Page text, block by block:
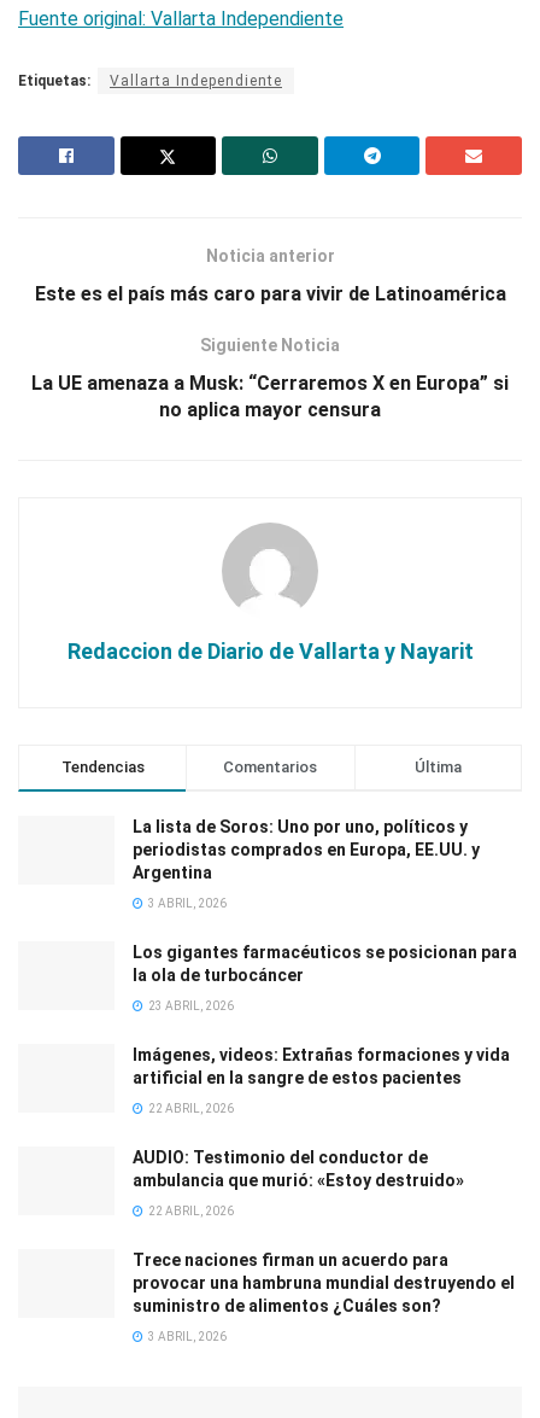
Fuente original: Vallarta Independiente
Etiquetas: Vallarta Independiente
Noticia anterior
Este es el país más caro para vivir de Latinoamérica
Siguiente Noticia
La UE amenaza a Musk: “Cerraremos X en Europa” si
no aplica mayor censura
Redaccion de Diario de Vallarta y Nayarit
Tendencias Comentarios Última
La lista de Soros: Uno por uno, políticos y
periodistas comprados en Europa, EE.UU. y
Argentina
3 ABRIL, 2026
Los gigantes farmacéuticos se posicionan para
la ola de turbocáncer
23 ABRIL, 2026
Imágenes, videos: Extrañas formaciones y vida
artificial en la sangre de estos pacientes
22 ABRIL, 2026
AUDIO: Testimonio del conductor de
ambulancia que murió: «Estoy destruido»
22 ABRIL, 2026
Trece naciones firman un acuerdo para
provocar una hambruna mundial destruyendo el
suministro de alimentos ¿Cuáles son?
3 ABRIL, 2026